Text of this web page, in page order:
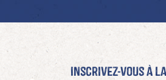
Inscrivez-vous à